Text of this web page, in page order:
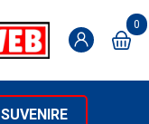
0
SUVENIRE